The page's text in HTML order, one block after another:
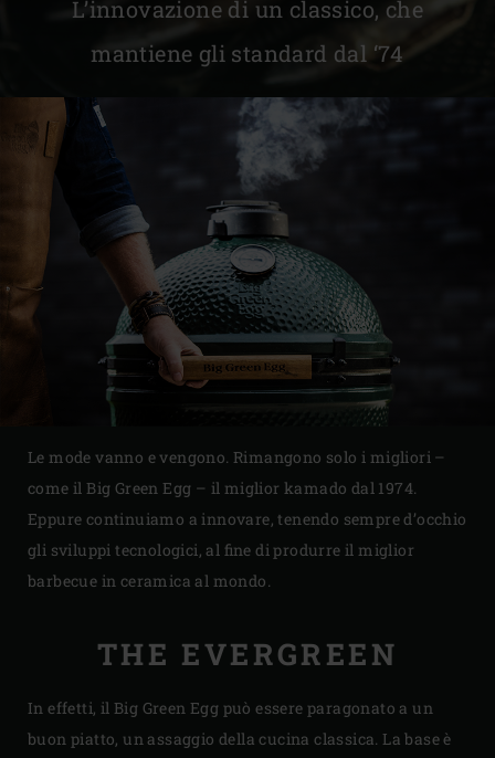
L’innovazione di un classico, che
mantiene gli standard dal ‘74
Le mode vanno e vengono. Rimangono solo i migliori –
come il Big Green Egg – il miglior kamado dal 1974.
Eppure continuiamo a innovare, tenendo sempre d’occhio
gli sviluppi tecnologici, al fine di produrre il miglior
barbecue in ceramica al mondo.
THE EVERGREEN
In effetti, il Big Green Egg può essere paragonato a un
buon piatto, un assaggio della cucina classica. La base è